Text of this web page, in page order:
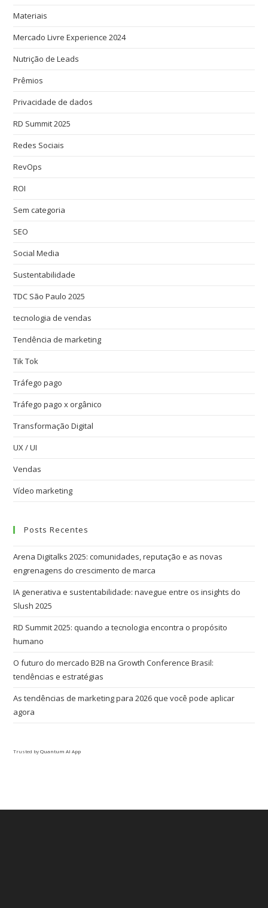
Materiais
Mercado Livre Experience 2024
Nutrição de Leads
Prêmios
Privacidade de dados
RD Summit 2025
Redes Sociais
RevOps
ROI
Sem categoria
SEO
Social Media
Sustentabilidade
TDC São Paulo 2025
tecnologia de vendas
Tendência de marketing
Tik Tok
Tráfego pago
Tráfego pago x orgânico
Transformação Digital
UX / UI
Vendas
Vídeo marketing
Posts Recentes
Arena Digitalks 2025: comunidades, reputação e as novas
engrenagens do crescimento de marca
IA generativa e sustentabilidade: navegue entre os insights do
Slush 2025
RD Summit 2025: quando a tecnologia encontra o propósito
humano
O futuro do mercado B2B na Growth Conference Brasil:
tendências e estratégias
As tendências de marketing para 2026 que você pode aplicar
agora
Trusted byQuantum AI App